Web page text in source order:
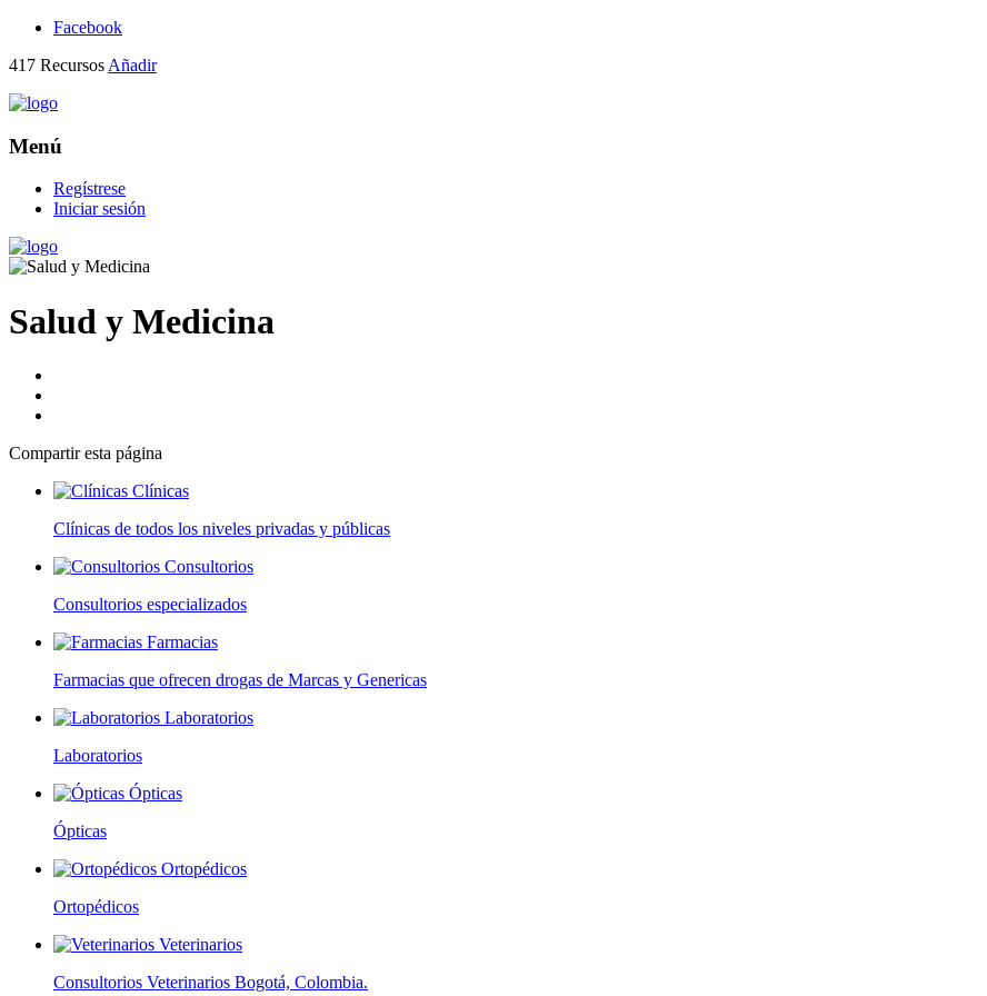
Facebook
417 Recursos Añadir
Menú
Regístrese
Iniciar sesión
Salud y Medicina
Compartir esta página
Clínicas
Clínicas de todos los niveles privadas y públicas
Consultorios
Consultorios especializados
Farmacias
Farmacias que ofrecen drogas de Marcas y Genericas
Laboratorios
Laboratorios
Ópticas
Ópticas
Ortopédicos
Ortopédicos
Veterinarios
Consultorios Veterinarios Bogotá, Colombia.